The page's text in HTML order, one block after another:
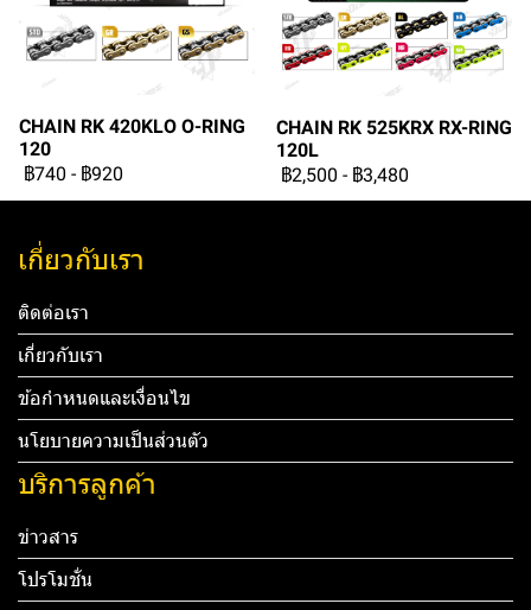
CHAIN RK 420KLO O-RING
120
฿740 - ฿920
CHAIN RK 525KRX RX-RING
120L
฿2,500 - ฿3,480
เกี่ยวกับเรา
ติดต่อเรา
เกี่ยวกับเรา
ข้อกำหนดและเงื่อนไข
นโยบายความเป็นส่วนตัว
บริการลูกค้า
ข่าวสาร
โปรโมชั่น